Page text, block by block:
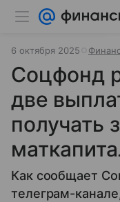
6 октября 2025
Соцфонд
две
получать
Как сообщает
телеграм-